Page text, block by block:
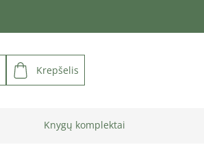
Krepšelis
Knygų komplektai